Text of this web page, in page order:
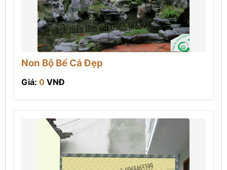
Non Bộ Bể Cá Đẹp
Giá: 0 VNĐ